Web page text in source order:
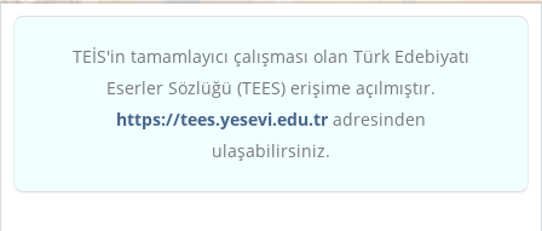
TEİS'in tamamlayıcı çalışması olan Türk Edebiyatı
Eserler Sözlüğü (TEES) erişime açılmıştır.
https://tees.yesevi.edu.tr adresinden
ulaşabilirsiniz.